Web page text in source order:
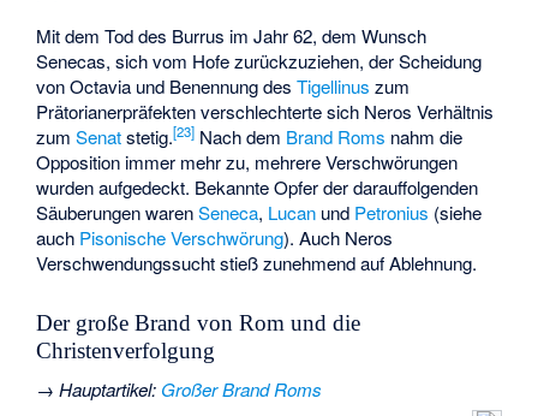
Mit dem Tod des Burrus im Jahr 62, dem Wunsch
Senecas, sich vom Hofe zurückzuziehen, der Scheidung
von Octavia und Benennung desTigellinus zum
Prätorianerpräfekten verschlechterte sich Neros Verhältnis
zumSenatstetig.[23] Nach dem Brand Roms nahm die
Opposition immer mehr zu, mehrere Verschwörungen
wurden aufgedeckt. Bekannte Opfer der darauffolgenden
Säuberungen warenSeneca, Lucan und Petronius (siehe
auch Pisonische Verschwörung). Auch Neros
Verschwendungssucht stieß zunehmend auf Ablehnung.
Der große Brand von Rom und die
Christenverfolgung
→Hauptartikel: Großer Brand Roms